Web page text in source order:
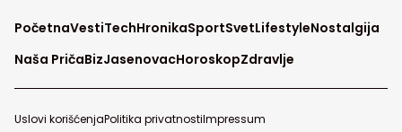
PočetnaVestiTechHronikaSportSvetLifestyleNostalgija
Naša PričaBizJasenovacHoroskopZdravlje
Uslovi korišćenjaPolitika privatnostiImpressum